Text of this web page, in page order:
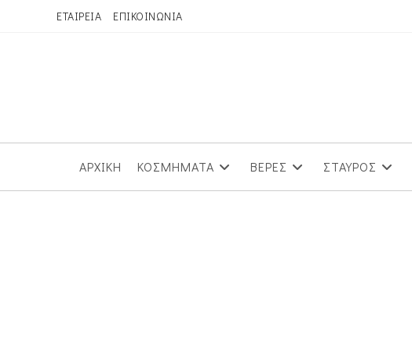
ΕΤΑΙΡΕΙΑ ΕΠΙΚΟΙΝΩΝΙΑ
ΑΡΧΙΚΗ ΚΟΣΜΗΜΑΤΑ ΒΕΡΕΣ ΣΤΑΥΡΟΣ